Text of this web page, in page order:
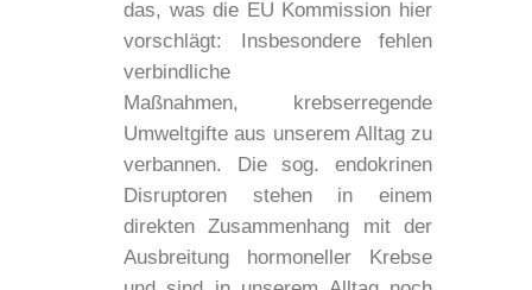
das, was die EU Kommission hier
vorschlägt: Insbesondere fehlen
verbindliche
Maßnahmen, krebserregende
Umweltgifte aus unserem Alltag zu
verbannen. Die sog. endokrinen
Disruptoren stehen in einem
direkten Zusammenhang mit der
Ausbreitung hormoneller Krebse